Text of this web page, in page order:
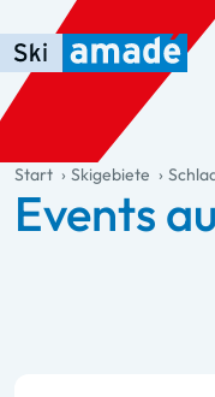
Zum Haupt-Inhalt
Springe zur Tabelle
Zur Haupt-Navigation
general.table-of-content
Start Skigebiete
Events